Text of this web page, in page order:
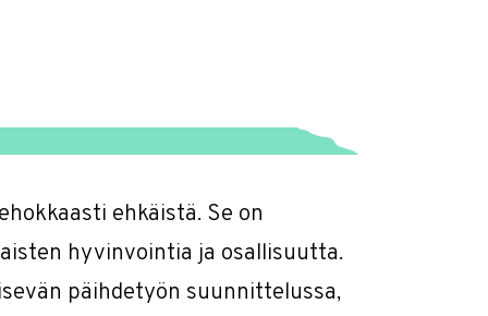
ehkäistä. Se on
hyvinvointia ja osallisuutta.
päihdetyön suunnittelussa,